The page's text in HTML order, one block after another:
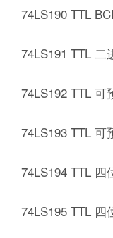
74LS190 TTL
74LS191 TTL 二
74LS192 TTL 可
74LS193 TTL
74LS194 TTL 四
74LS195 TTL 四